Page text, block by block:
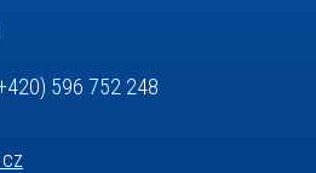
596 752 248